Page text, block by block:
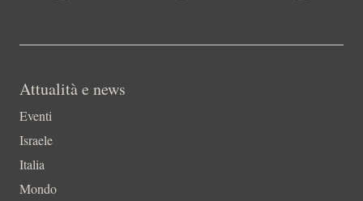
Attualità e news
Eventi
Israele
Italia
Mondo